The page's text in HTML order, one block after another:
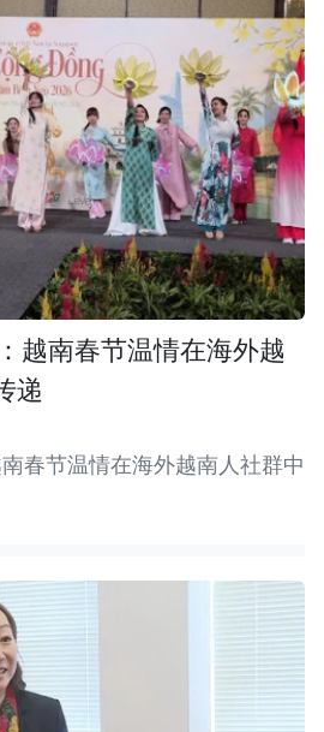
越南春节温情在海外越
递
春节温情在海外越南人社群中